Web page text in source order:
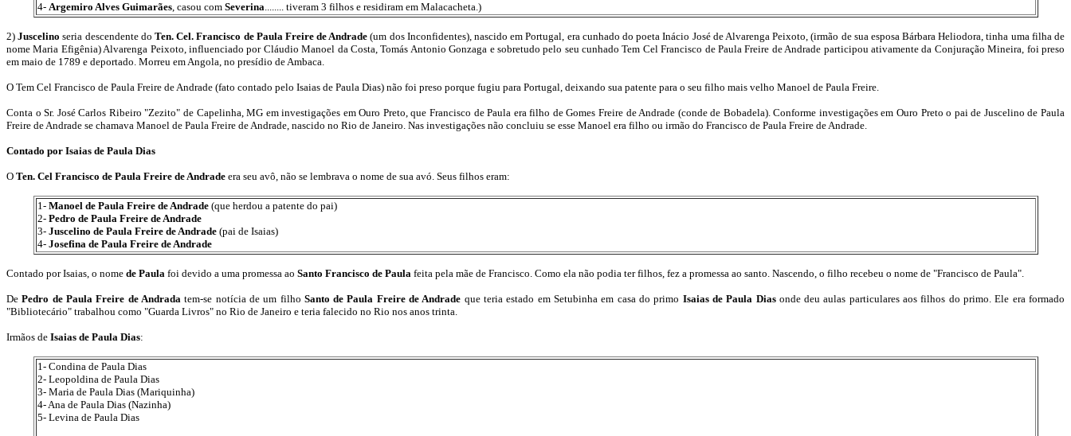
4- Argemiro Alves Guimarães, casou com Severina........ tiveram 3 filhos e residiram em Malacacheta.)
2)Juscelino seria descendente do Ten. Cel. Francisco de Paula Freire de Andrade (um dos Inconfidentes), nascido em Portugal, era cunhado do poeta Inácio José de Alvarenga Peixoto, (irmão de sua esposa Bárbara Heliodora, tinha uma filha de
nome Maria Efigênia) Alvarenga Peixoto, influenciado por Cláudio Manoel da Costa, Tomás Antonio Gonzaga e sobretudo pelo seu cunhado Tem Cel Francisco de Paula Freire de Andrade participou ativamente da Conjuração Mineira, foi preso
em maio de 1789 e deportado. Morreu em Angola, no presídio de Ambaca.
O Tem Cel Francisco de Paula Freire de Andrade (fato contado pelo Isaias de Paula Dias) não foi preso porque fugiu para Portugal, deixando sua patente para o seu filho mais velho Manoel de Paula Freire.
Conta o Sr. José Carlos Ribeiro "Zezito" de Capelinha, MG em investigações em Ouro Preto, que Francisco de Paula era filho de Gomes Freire de Andrade (conde de Bobadela). Conforme investigações em Ouro Preto o pai de Juscelino de Paula
Freire de Andrade se chamava Manoel de Paula Freire de Andrade, nascido no Rio de Janeiro. Nas investigações não concluiu se esse Manoel era filho ou irmão do Francisco de Paula Freire de Andrade.
Contado por Isaias de Paula Dias
O Ten. Cel Francisco de Paula Freire de Andrade era seu avô, não se lembrava o nome de sua avó. Seus filhos eram:
1- Manoel de Paula Freire de Andrade(que herdou a patente do pai)
2- Pedro de Paula Freire de Andrade
3- Juscelino de Paula Freire de Andrade(pai de Isaias)
4- Josefina de Paula Freire de Andrade
Contado por Isaias, o nome de Paula foi devido a uma promessa ao Santo Francisco de Paula feita pela mãe de Francisco. Como ela não podia ter filhos, fez a promessa ao santo. Nascendo, o filho recebeu o nome de "Francisco de Paula".
DePedro de Paula Freire de Andradatem-se notícia de um filho Santo de Paula Freire de Andrade que teria estado em Setubinha em casa do primo Isaias de Paula Diasonde deu aulas particulares aos filhos do primo. Ele era formado
"Bibliotecário" trabalhou como "Guarda Livros" no Rio de Janeiro e teria falecido no Rio nos anos trinta.
Irmãos de Isaias de Paula Dias:
1- Condina de Paula Dias
2- Leopoldina de Paula Dias
3- Maria de Paula Dias (Mariquinha)
4- Ana de Paula Dias (Nazinha)
5- Levina de Paula Dias